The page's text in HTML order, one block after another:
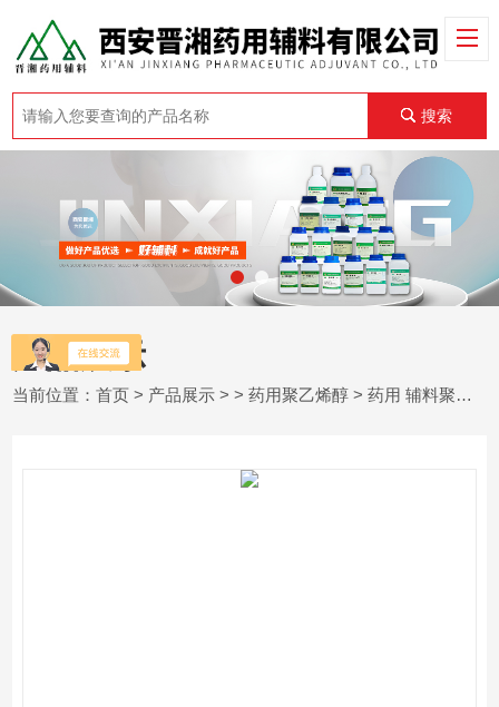
搜索
产品展示
当前位置：首页 > 产品展示 > >药用聚乙烯醇 > 药用 辅料聚乙烯醇 西黄树胶 壳聚糖